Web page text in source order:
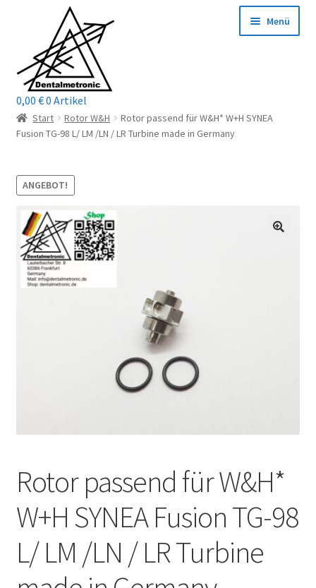
Navigation
springen
springen
Menü
Home
Mein Konto / Login
Kontakt
Reparaturservice
0,00 €0 Artikel
Start Rotor W&H
Rotor passend für W&H* W+H SYNEA
Fusion TG-98 L/ LM /LN / LR Turbine made in Germany
ANGEBOT!
Rotor passend für W&H*
W+H SYNEA Fusion TG-98
L/ LM /LN / LR Turbine